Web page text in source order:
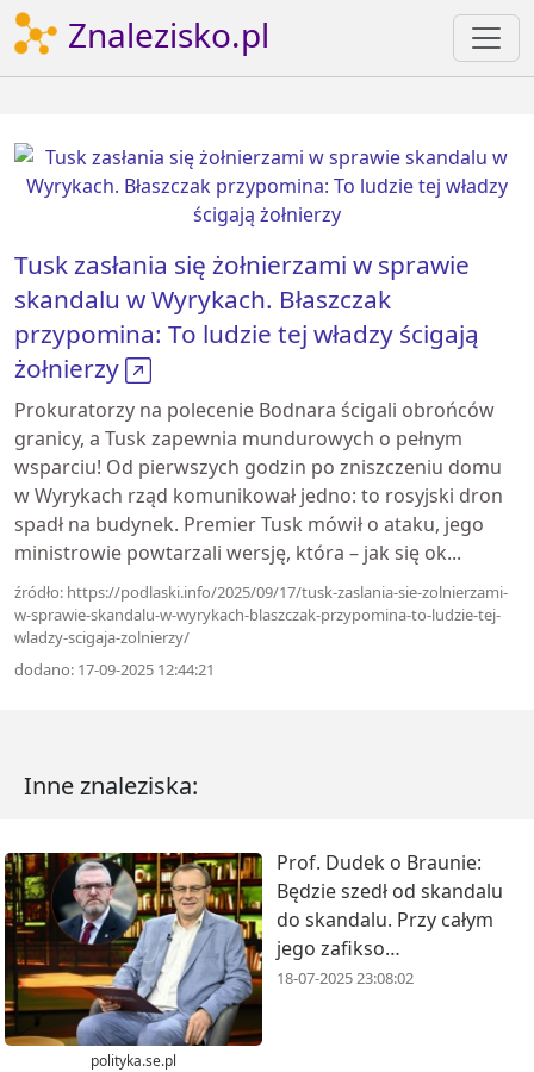
Znalezisko.pl
Tusk zasłania się żołnierzami w sprawie
skandalu w Wyrykach. Błaszczak
przypomina: To ludzie tej władzy ścigają
żołnierzy
Prokuratorzy na polecenie Bodnara ścigali obrońców
granicy, a Tusk zapewnia mundurowych o pełnym
wsparciu! Od pierwszych godzin po zniszczeniu domu
w Wyrykach rząd komunikował jedno: to rosyjski dron
spadł na budynek. Premier Tusk mówił o ataku, jego
ministrowie powtarzali wersję, która – jak się ok...
źródło: https://podlaski.info/2025/09/17/tusk-zaslania-sie-zolnierzami-
w-sprawie-skandalu-w-wyrykach-blaszczak-przypomina-to-ludzie-tej-
wladzy-scigaja-zolnierzy/
dodano: 17-09-2025 12:44:21
Inne znaleziska:
polityka.se.pl
Prof. Dudek o Braunie:
Będzie szedł od skandalu
do skandalu. Przy całym
jego zafikso…
18-07-2025 23:08:02